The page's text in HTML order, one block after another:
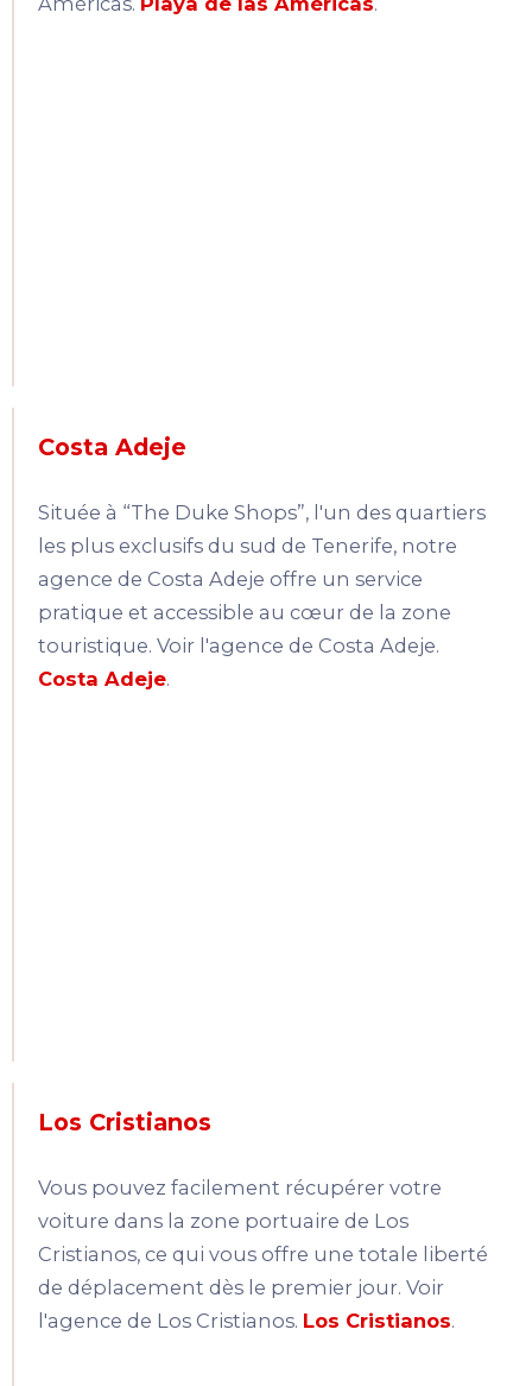
Costa Adeje
Située à “The Duke Shops”, l'un des quartiers
les plus exclusifs du sud de Tenerife, notre
agence de Costa Adeje offre un service
pratique et accessible au cœur de la zone
touristique. Voir l'agence de Costa Adeje.
Costa Adeje.
Los Cristianos
Vous pouvez facilement récupérer votre
voiture dans la zone portuaire de Los
Cristianos, ce qui vous offre une totale liberté
de déplacement dès le premier jour. Voir
l'agence de Los Cristianos. Los Cristianos.